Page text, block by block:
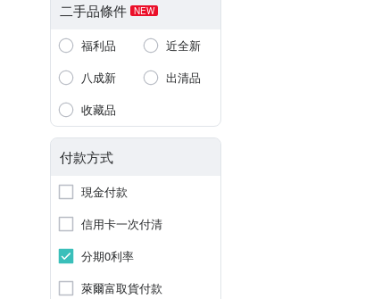
二手品條件 NEW
福利品
近全新
八成新
出清品
收藏品
付款方式
現金付款
信用卡一次付清
分期0利率
萊爾富取貨付款